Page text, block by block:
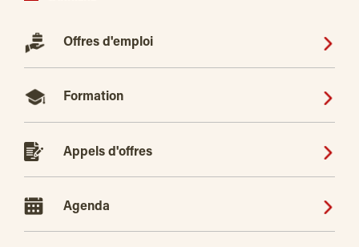
Offres d'emploi
Formation
Appels d'offres
Agenda